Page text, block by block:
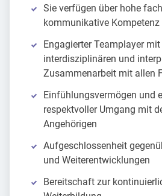
Sie verfügen über hohe
kommunikative Kompetenz
Engagierter Teamplayer
interdisziplinären und
Zusammenarbeit mit allen
Einfühlungsvermögen und
respektvoller Umgang mit
Angehörigen
Aufgeschlossenheit
und Weiterentwicklungen
Bereitschaft zur